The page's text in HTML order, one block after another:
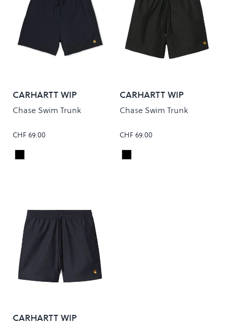
CARHARTT WIP
Chase Swim Trunk
CHF 69.00
Colour
Black/Gold
CARHARTT WIP
Chase Swim Trunk
CHF 69.00
Colour
Black/Gold
CARHARTT WIP